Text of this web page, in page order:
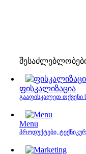
ფისკალიზაცია
გააფისკალეთ
Menu
პროდუქტები,